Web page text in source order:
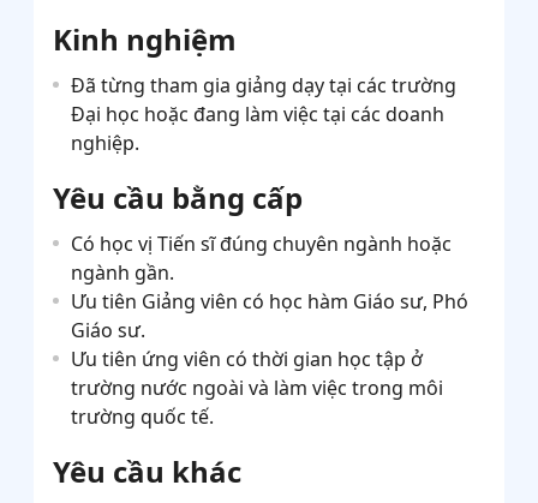
Kinh nghiệm
Đã từng tham gia giảng dạy tại các trường
Đại học hoặc đang làm việc tại các doanh
nghiệp.
Yêu cầu bằng cấp
Có học vị Tiến sĩ đúng chuyên ngành hoặc
ngành gần.
Ưu tiên Giảng viên có học hàm Giáo sư, Phó
Giáo sư.
Ưu tiên ứng viên có thời gian học tập ở
trường nước ngoài và làm việc trong môi
trường quốc tế.
Yêu cầu khác